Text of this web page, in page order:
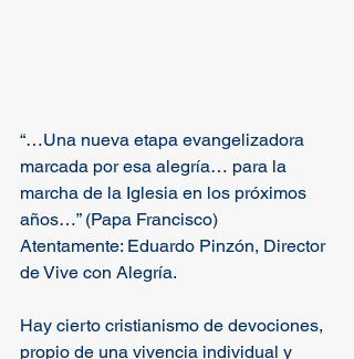
“…Una nueva etapa evangelizadora
marcada por esa alegría… para la
marcha de la Iglesia en los próximos
años…” (Papa Francisco)
Atentamente: Eduardo Pinzón, Director
de Vive con Alegría.
Hay cierto cristianismo de devociones,
propio de una vivencia individual y